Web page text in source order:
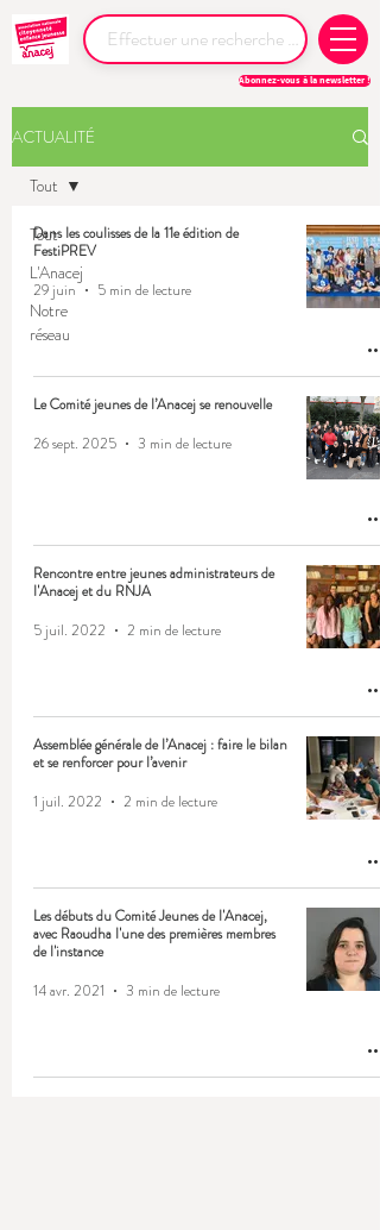
Abonnez-vous à la newsletter !
ACTUALITÉ
Tout
L'Anacej
Notre
réseau
Tout
Dans les coulisses de la 11e édition de
FestiPREV
29 juin
5 min de lecture
Le Comité jeunes de l’Anacej se renouvelle
26 sept. 2025
3 min de lecture
Rencontre entre jeunes administrateurs de
l'Anacej et du RNJA
5 juil. 2022
2 min de lecture
Assemblée générale de l’Anacej : faire le bilan
et se renforcer pour l’avenir
1 juil. 2022
2 min de lecture
Les débuts du Comité Jeunes de l'Anacej,
avec Raoudha l'une des premières membres
de l'instance
14 avr. 2021
3 min de lecture